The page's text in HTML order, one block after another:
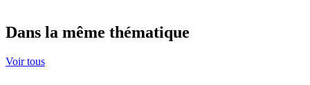
Dans la même thématique
Voir tous